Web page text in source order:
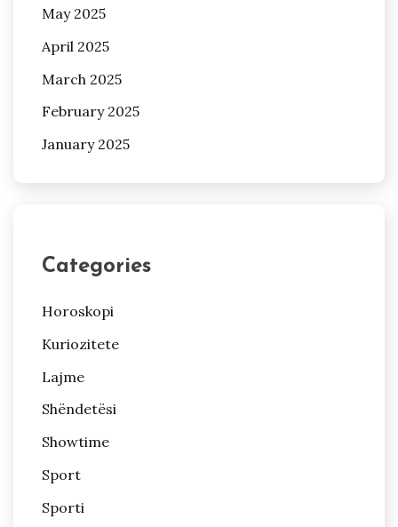
May 2025
April 2025
March 2025
February 2025
January 2025
Categories
Horoskopi
Kuriozitete
Lajme
Shëndetësi
Showtime
Sport
Sporti